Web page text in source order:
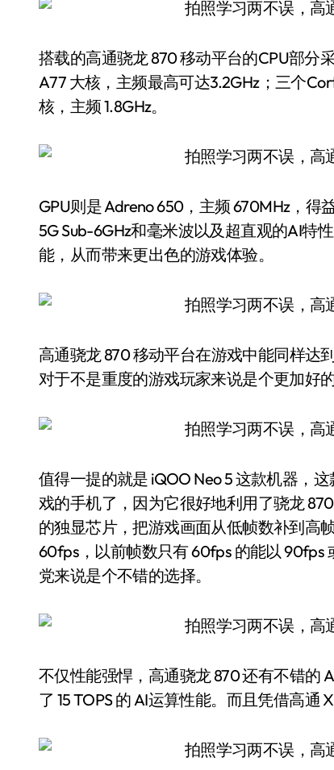
搭载的高通骁龙 870 移动平台的CPU部分
A77 大核，主频最高可达3.2GHz；三个
核，主频 1.8GHz。
GPU则是 Adreno 650，主频 670MHz，得
5G Sub-6GHz和毫米波以及超直观的AI特
能，从而带来更出色的游戏体验。
高通骁龙 870 移动平台在游戏中能同样达
对于不是重度的游戏玩家来说是个更加好
值得一提的就是 iQOO Neo 5 这款机器，
戏的手机了，因为它很好地利用了骁龙
的独显芯片，把游戏画面从低帧数补到高
60fps，以前帧数只有 60fps 的能以 90fps
党来说是个不错的选择。
不仅性能强悍，高通骁龙 870 还有不错的
了 15 TOPS 的 AI运算性能。而且凭借高通